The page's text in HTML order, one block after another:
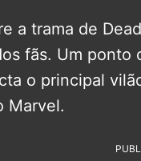
a trama de
fãs. Um
o principal
Marvel.